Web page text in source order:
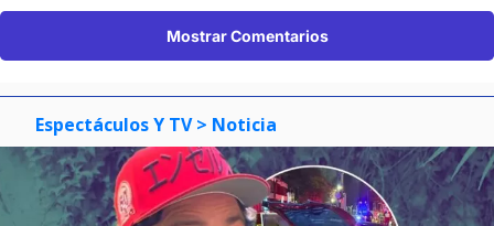
Mostrar Comentarios
Espectáculos Y TV > Noticia